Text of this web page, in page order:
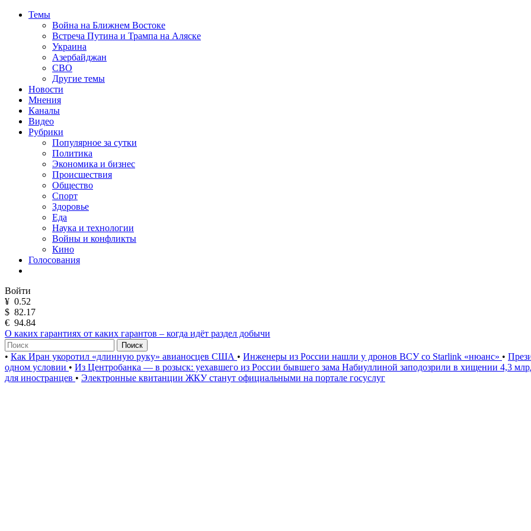
Темы
Война на Ближнем Востоке
Встреча Путина и Трампа на Аляске
Украина
Азербайджан
СВО
Другие темы
Новости
Мнения
Каналы
Видео
Рубрики
Популярное за сутки
Политика
Экономика и бизнес
Происшествия
Общество
Спорт
Здоровье
Еда
Наука и технологии
Войны и конфликты
Кино
Голосования
Войти
¥ 0.52
$ 82.17
€ 94.84
О каких гарантиях от каких гарантов – когда идёт раздел добычи
Поиск
• Как Иран укоротил «длинную руку» авианосцев США • Инженеры из России нашли у дронов ВСУ со Starlink «нюанс» •
одном условии • Из Центробанка — в розыск: уехавшего из России бывшего зама Набиуллиной заподозрили в хищении 4,3
для иностранцев • Электронные квитанции ЖКУ станут официальными на портале госуслуг